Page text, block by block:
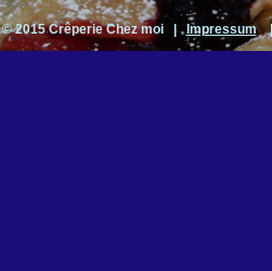
© 2015 Crêperie Chez moi | Impressum |